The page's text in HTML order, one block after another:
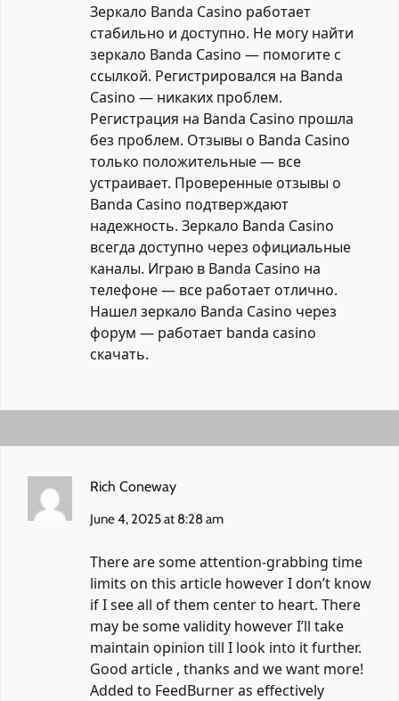
Зеркало Banda Casino работает
стабильно и доступно. Не могу найти
зеркало Banda Casino — помогите с
ссылкой. Регистрировался на Banda
Casino — никаких проблем.
Регистрация на Banda Casino прошла
без проблем. Отзывы о Banda Casino
только положительные — все
устраивает. Проверенные отзывы о
Banda Casino подтверждают
надежность. Зеркало Banda Casino
всегда доступно через официальные
каналы. Играю в Banda Casino на
телефоне — все работает отлично.
Нашел зеркало Banda Casino через
форум — работает banda casino
скачать.
Rich Coneway
June 4, 2025 at 8:28 am
There are some attention-grabbing time
limits on this article however I don’t know
if I see all of them center to heart. There
may be some validity however I’ll take
maintain opinion till I look into it further.
Good article , thanks and we want more!
Added to FeedBurner as effectively